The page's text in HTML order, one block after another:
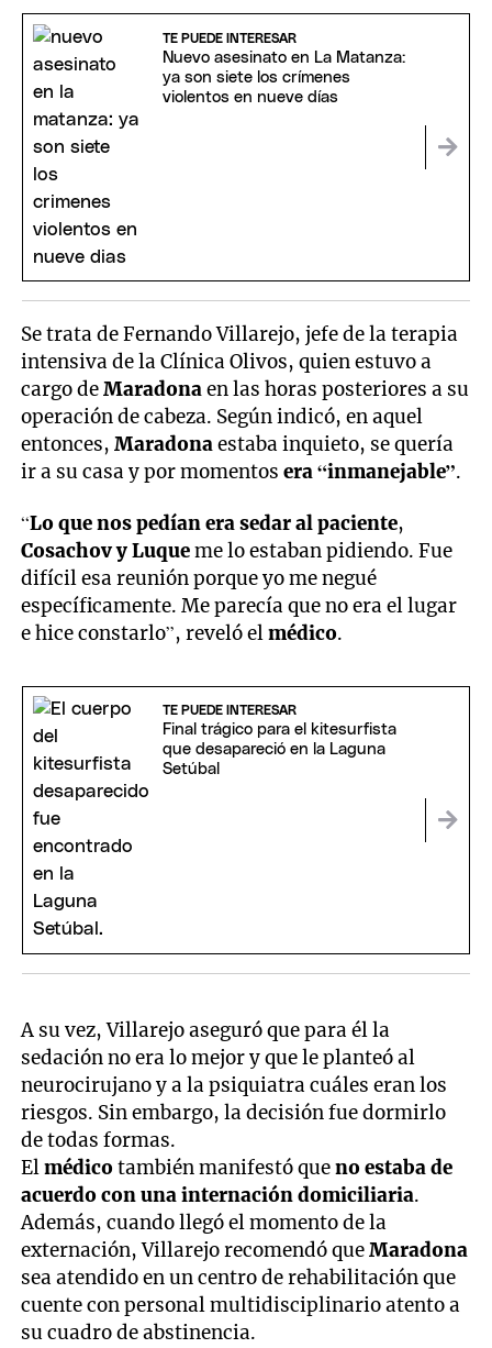
TE PUEDE INTERESAR
Nuevo asesinato en La Matanza:
ya son siete los crímenes
violentos en nueve días
Se trata de Fernando Villarejo, jefe de la terapia
intensiva de la Clínica Olivos, quien estuvo a
cargo deMaradonaen las horas posteriores a su
operación de cabeza. Según indicó, en aquel
entonces,Maradonaestaba inquieto, se quería
ir a su casa y por momentosera “inmanejable”.
“Lo que nos pedían era sedar al paciente,
Cosachov y Luqueme lo estaban pidiendo. Fue
difícil esa reunión porque yo me negué
específicamente. Me parecía que no era el lugar
e hice constarlo”, reveló elmédico.
TE PUEDE INTERESAR
Final trágico para el kitesurfista
que desapareció en la Laguna
Setúbal
A su vez, Villarejo aseguró que para él la
sedación no era lo mejor y que le planteó al
neurocirujano y a la psiquiatra cuáles eran los
riesgos. Sin embargo, la decisión fue dormirlo
de todas formas.
Elmédicotambién manifestó queno estaba de
acuerdo con una internación domiciliaria.
Además, cuando llegó el momento de la
externación, Villarejo recomendó queMaradona
sea atendido en un centro de rehabilitación que
cuente con personal multidisciplinario atento a
su cuadro de abstinencia.